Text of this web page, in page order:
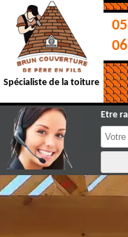
Spécialiste de la toiture
Etre